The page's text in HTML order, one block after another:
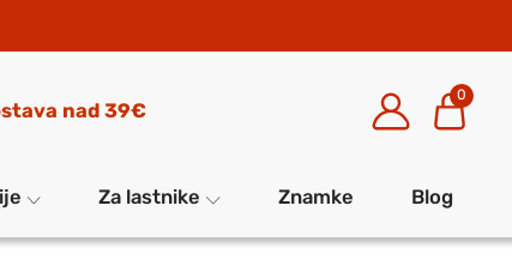
nad 39€
0
Za lastnike Znamke Blog